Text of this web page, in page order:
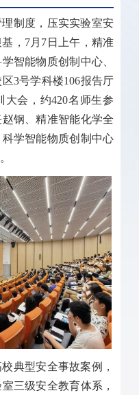
制度，压实实验室安
，7月7日上午，精准
智能物质创制中心、
3号学科楼106报告厅
会，约420名师生参
钢、精准智能化学全
学智能物质创制中心
典型安全事故案例，
三级安全教育体系，